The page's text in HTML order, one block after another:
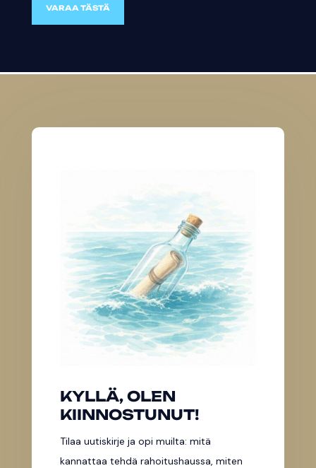
VARAA TÄSTÄ
KYLLÄ, OLEN
KIINNOSTUNUT!
Tilaa uutiskirje ja opi muilta: mitä
kannattaa tehdä rahoitushaussa, miten